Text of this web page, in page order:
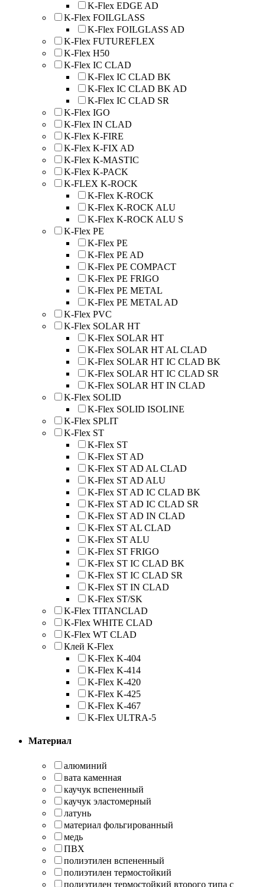
K-Flex EDGE AD
K-Flex FOILGLASS
K-Flex FOILGLASS AD
K-Flex FUTUREFLEX
K-Flex H50
K-Flex IC CLAD
K-Flex IC CLAD BK
K-Flex IC CLAD BK AD
K-Flex IC CLAD SR
K-Flex IGO
K-Flex IN CLAD
K-Flex K-FIRE
K-Flex K-FIX AD
K-Flex K-MASTIC
K-Flex K-PACK
K-FLEX K-ROCK
K-Flex K-ROCK
K-Flex K-ROCK ALU
K-Flex K-ROCK ALU S
K-Flex PE
K-Flex PE
K-Flex PE AD
K-Flex PE COMPACT
K-Flex PE FRIGO
K-Flex PE METAL
K-Flex PE METAL AD
K-Flex PVC
K-Flex SOLAR HT
K-Flex SOLAR HT
K-Flex SOLAR HT AL CLAD
K-Flex SOLAR HT IC CLAD BK
K-Flex SOLAR HT IC CLAD SR
K-Flex SOLAR HT IN CLAD
K-Flex SOLID
K-Flex SOLID ISOLINE
K-Flex SPLIT
K-Flex ST
K-Flex ST
K-Flex ST AD
K-Flex ST AD AL CLAD
K-Flex ST AD ALU
K-Flex ST AD IC CLAD BK
K-Flex ST AD IC CLAD SR
K-Flex ST AD IN CLAD
K-Flex ST AL CLAD
K-Flex ST ALU
K-Flex ST FRIGO
K-Flex ST IC CLAD BK
K-Flex ST IC CLAD SR
K-Flex ST IN CLAD
K-Flex ST/SK
K-Flex TITANCLAD
K-Flex WHITE CLAD
K-Flex WT CLAD
Клей K-Flex
K-Flex K-404
K-Flex K-414
K-Flex K-420
K-Flex K-425
K-Flex K-467
K-Flex ULTRA-5
Материал
алюминий
вата каменная
каучук вспененный
каучук эластомерный
латунь
материал фольгированный
медь
ПВХ
полиэтилен вспененный
полиэтилен термостойкий
полиэтилен термостойкий второго типа с